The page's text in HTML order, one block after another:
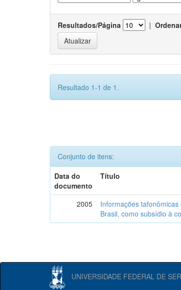
Resultados/Página |
Resultado 1-1 de 1.
Conjunto de itens:
Data do
documento
Título
2005
Informações
Brasil, como subsídio à
UNIVERSIDADE FEDERAL DE